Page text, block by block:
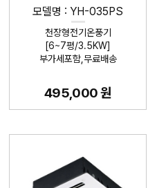
모델명 : YH-035PS
천장형전기온풍기
[6~7평/3.5KW]
부가세포함,무료배송
495,000 원